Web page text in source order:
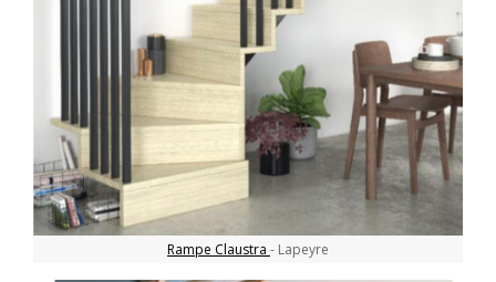
Rampe Claustra - Lapeyre